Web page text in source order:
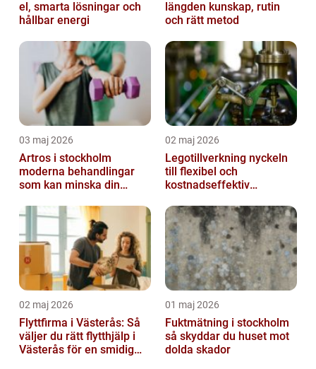
el, smarta lösningar och
hållbar energi
längden kunskap, rutin
och rätt metod
03 maj 2026
Artros i stockholm
moderna behandlingar
som kan minska din
02 maj 2026
Legotillverkning nyckeln
till flexibel och
kostnadseffektiv
02 maj 2026
Flyttfirma i Västerås: Så
väljer du rätt flytthjälp i
Västerås för en smidig
01 maj 2026
Fuktmätning i stockholm
så skyddar du huset mot
dolda skador